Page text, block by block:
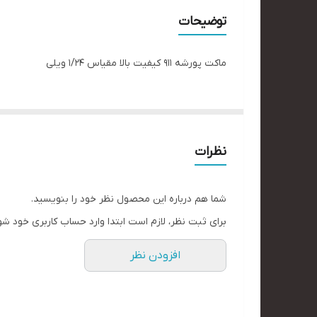
توضیحات
ماکت پورشه ۹۱۱ کیفیت بالا مقیاس ۱/۲۴ ویلی
نظرات
شما هم درباره این محصول نظر خود را بنویسید.
برای ثبت نظر، لازم است ابتدا وارد حساب کاربری خود
افزودن نظر